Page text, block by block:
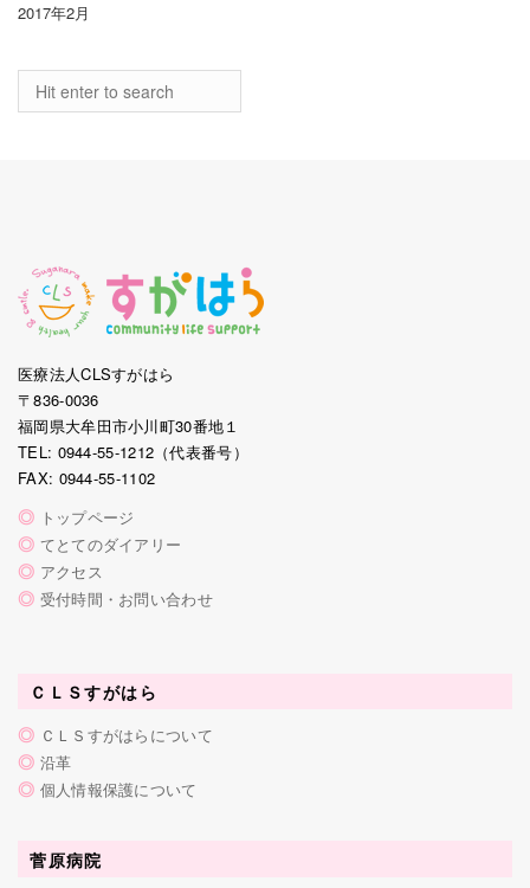
2017年2月
医療法人CLSすがはら
〒836-0036
福岡県大牟田市小川町30番地１
TEL: 0944-55-1212（代表番号）
FAX: 0944-55-1102
◎ トップページ
◎ てとてのダイアリー
◎ アクセス
◎ 受付時間・お問い合わせ
ＣＬＳすがはら
◎ ＣＬＳすがはらについて
◎ 沿革
◎ 個人情報保護について
菅原病院